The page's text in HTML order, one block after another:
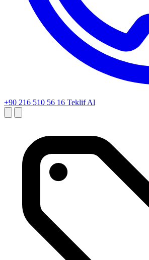
+90 216 510 56 16 Teklif Al